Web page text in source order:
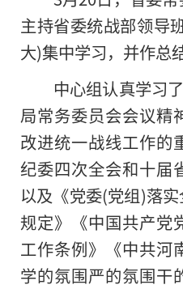
主持省委统战部领导
大)集中学习，并作总
中心组认真学习
局常务委员会会议精
改进统一战线工作的
纪委四次全会和十届
以及《党委(党组)落
规定》《中国共产党
工作条例》《中共河
学的氛围严的氛围干